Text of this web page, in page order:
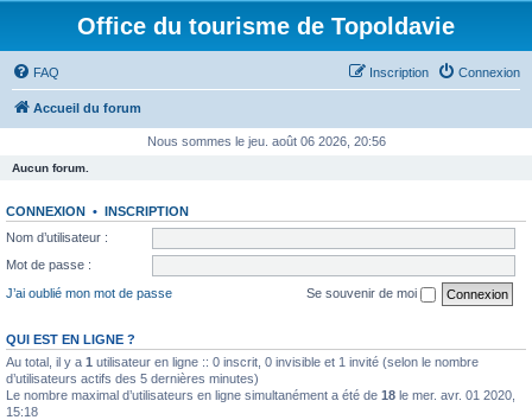
Office du tourisme de Topoldavie
FAQ Connexion
Inscription
Accueil du forum
Nous sommes le jeu. août 06 2026, 20:56
Aucun forum.
CONNEXION • INSCRIPTION
Nom d’utilisateur :
Mot de passe :
J’ai oublié mon mot de passe
Se souvenir de moi
QUI EST EN LIGNE ?
Au total, il y a 1 utilisateur en ligne :: 0 inscrit, 0 invisible et 1 invité (selon le nombre
d’utilisateurs actifs des 5 dernières minutes)
Le nombre maximal d’utilisateurs en ligne simultanément a été de 18 le mer. avr. 01 2020,
15:18